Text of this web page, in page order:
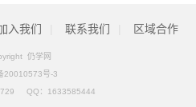
入我们 联系我们 区域合作
仍学网
20010573号-3
QQ： 1633585444